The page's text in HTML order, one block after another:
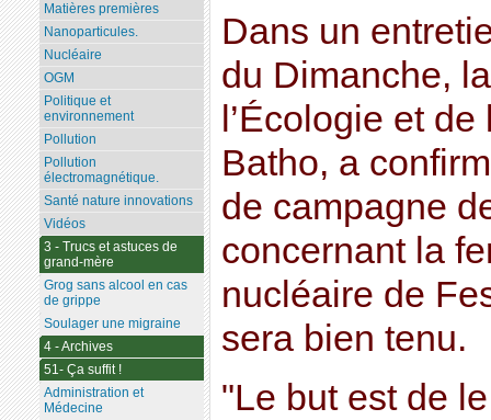
Dans un
du Dimanche,
l’Écologie et
Batho, a
de campagne
concernant la
nucléaire de
sera bien tenu.
"Le but est de
Matières premières
Nanoparticules.
Nucléaire
OGM
Politique et
environnement
Pollution
Pollution
électromagnétique.
Santé nature innovations
Vidéos
3 - Trucs et astuces de
grand-mère
Grog sans alcool en cas
de grippe
Soulager une migraine
4 - Archives
51- Ça suffit !
Administration et
Médecine